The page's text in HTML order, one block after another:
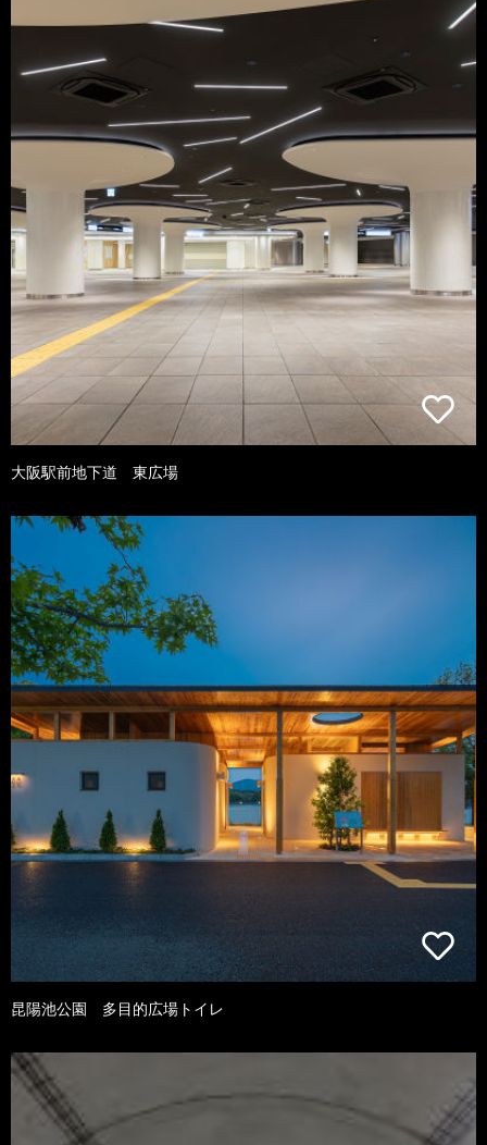
大阪駅前地下道 東広場
昆陽池公園 多目的広場トイレ